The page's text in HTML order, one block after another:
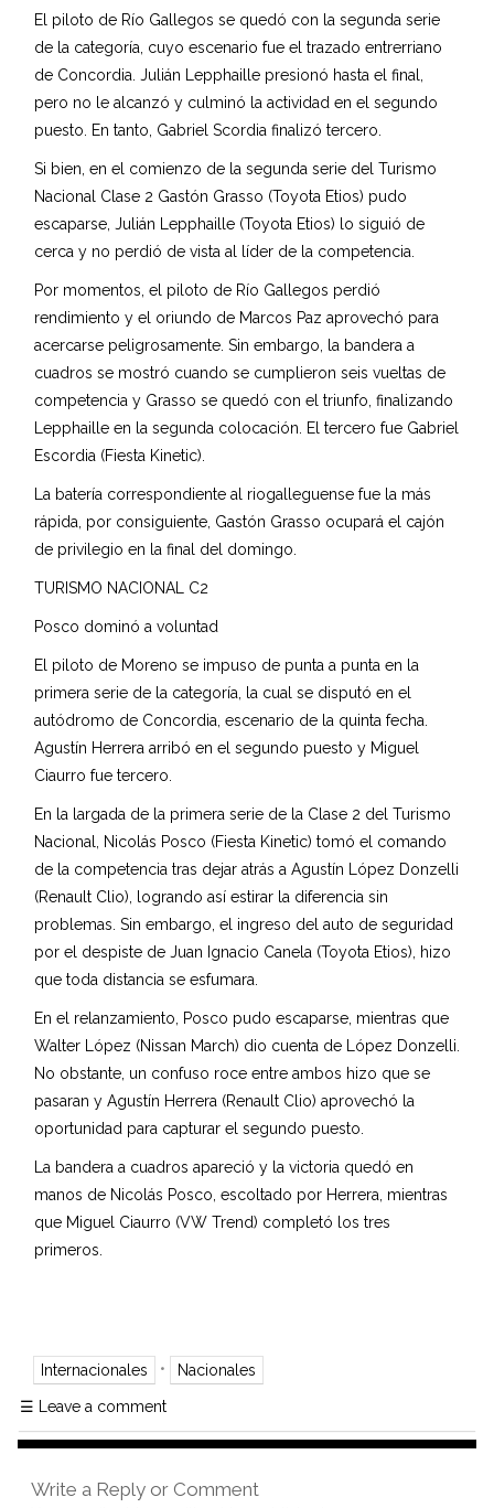
El piloto de Río Gallegos se quedó con la segunda serie
de la categoría, cuyo escenario fue el trazado entrerriano
de Concordia. Julián Lepphaille presionó hasta el final,
pero no le alcanzó y culminó la actividad en el segundo
puesto. En tanto, Gabriel Scordia finalizó tercero.
Si bien, en el comienzo de la segunda serie del Turismo
Nacional Clase 2 Gastón Grasso (Toyota Etios) pudo
escaparse, Julián Lepphaille (Toyota Etios) lo siguió de
cerca y no perdió de vista al líder de la competencia.
Por momentos, el piloto de Río Gallegos perdió
rendimiento y el oriundo de Marcos Paz aprovechó para
acercarse peligrosamente. Sin embargo, la bandera a
cuadros se mostró cuando se cumplieron seis vueltas de
competencia y Grasso se quedó con el triunfo, finalizando
Lepphaille en la segunda colocación. El tercero fue Gabriel
Escordia (Fiesta Kinetic).
La batería correspondiente al riogalleguense fue la más
rápida, por consiguiente, Gastón Grasso ocupará el cajón
de privilegio en la final del domingo.
TURISMO NACIONAL C2
Posco dominó a voluntad
El piloto de Moreno se impuso de punta a punta en la
primera serie de la categoría, la cual se disputó en el
autódromo de Concordia, escenario de la quinta fecha.
Agustín Herrera arribó en el segundo puesto y Miguel
Ciaurro fue tercero.
En la largada de la primera serie de la Clase 2 del Turismo
Nacional, Nicolás Posco (Fiesta Kinetic) tomó el comando
de la competencia tras dejar atrás a Agustín López Donzelli
(Renault Clio), logrando así estirar la diferencia sin
problemas. Sin embargo, el ingreso del auto de seguridad
por el despiste de Juan Ignacio Canela (Toyota Etios), hizo
que toda distancia se esfumara.
En el relanzamiento, Posco pudo escaparse, mientras que
Walter López (Nissan March) dio cuenta de López Donzelli.
No obstante, un confuso roce entre ambos hizo que se
pasaran y Agustín Herrera (Renault Clio) aprovechó la
oportunidad para capturar el segundo puesto.
La bandera a cuadros apareció y la victoria quedó en
manos de Nicolás Posco, escoltado por Herrera, mientras
que Miguel Ciaurro (VW Trend) completó los tres
primeros.
Internacionales • Nacionales
☰ Leave a comment
Write a Reply or Comment